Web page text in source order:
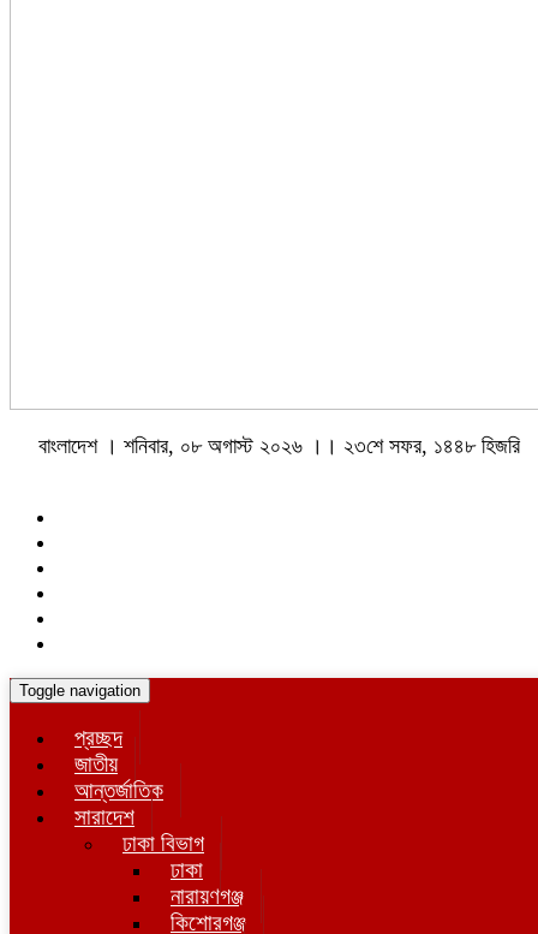
বাংলাদেশ । শনিবার, ০৮ অগাস্ট ২০২৬ ।। ২৩শে সফর, ১৪৪৮ হিজরি
Toggle navigation
প্রচ্ছদ
জাতীয়
আন্তর্জাতিক
সারাদেশ
ঢাকা বিভাগ
ঢাকা
নারায়ণগঞ্জ
কিশোরগঞ্জ